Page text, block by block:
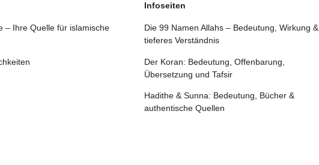
– Ihre Quelle für islamische
Infoseiten
Die 99 Namen Allahs – Bedeutung, Wirkung &
tieferes Verständnis
Der Koran: Bedeutung, Offenbarung,
Übersetzung und Tafsir
Hadithe & Sunna: Bedeutung, Bücher &
authentische Quellen